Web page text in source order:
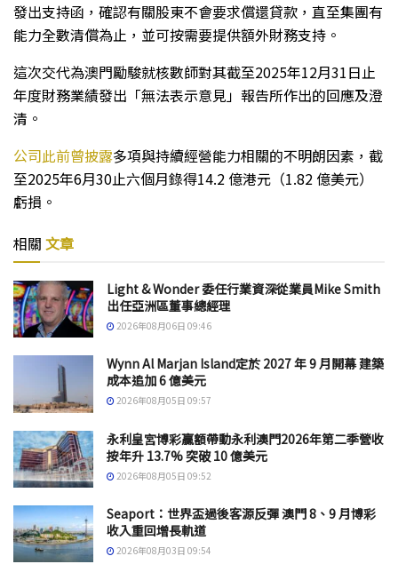
發出支持函，確認有關股東不會要求償還貸款，直至集團有
能力全數清償為止，並可按需要提供額外財務支持。
這次交代為澳門勵駿就核數師對其截至2025年12月31日止
年度財務業績發出「無法表示意見」報告所作出的回應及澄
清。
公司此前曾披露多項與持續經營能力相關的不明朗因素，截
至2025年6月30止六個月錄得14.2 億港元（1.82 億美元）
虧損。
相關 文章
Light & Wonder 委任行業資深從業員Mike Smith
出任亞洲區董事總經理
2026年08月06日 09:46
Wynn Al Marjan Island定於 2027 年 9 月開幕 建築
成本追加 6 億美元
2026年08月05日 09:57
永利皇宮博彩贏額帶動永利澳門2026年第二季營收
按年升 13.7% 突破 10 億美元
2026年08月05日 09:52
Seaport：世界盃過後客源反彈 澳門 8、9 月博彩
收入重回增長軌道
2026年08月03日 09:54